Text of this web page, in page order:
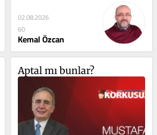
02.08.2026
60
Kemal Özcan
Aptal mı bunlar?